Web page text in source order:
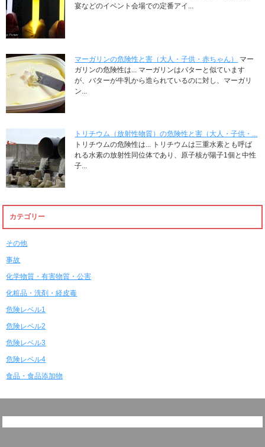
宴などのイベント会場での定番アイ...
マーガリンの危険性と害（大人・子供・赤ちゃん）
マー
ガリンの危険性は... マーガリンはバターと似ています
が、バターが牛乳から造られているのに対し、マーガリ
ン...
トリチウム（放射性物質）の危険性と害（大人・子供・...
トリチウムの危険性は... トリチウムは三重水素とも呼ば
れる水素の放射性同位体であり、原子核が陽子1個と中性
子...
カテゴリー
その他
事故
化学物質・有害物質・公害
化粧品・洗剤・経皮毒
危険レベル1
危険レベル2
危険レベル3
危険レベル4
食品・食品添加物